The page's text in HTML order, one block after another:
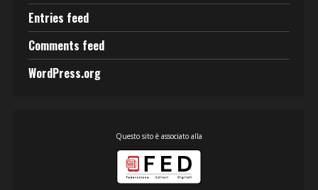
Entries feed
Comments feed
WordPress.org
Questo sito è associato alla